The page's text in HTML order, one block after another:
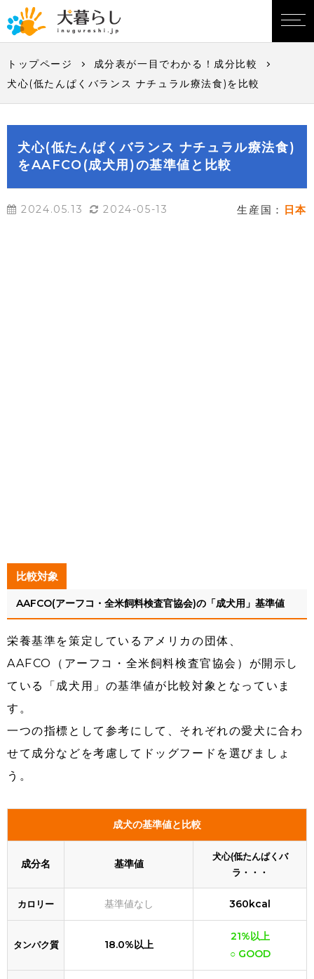
トップページ
成分表が一目でわかる！成分比較
犬心(低たんぱくバランス ナチュラル療法食)を比較
犬心(低たんぱくバランス ナチュラル療法食)
をAAFCO(成犬用)の基準値と比較
2024.05.13 2024-05-13 生産国： 日本
比較対象
AAFCO(アーフコ・全米飼料検査官協会)の「成犬用」基準値
栄養基準を策定しているアメリカの団体、
AAFCO（アーフコ・全米飼料検査官協会）が開示し
ている「成犬用」の基準値が比較対象となっていま
す。
一つの指標として参考にして、それぞれの愛犬に合わ
せて成分などを考慮してドッグフードを選びましょ
う。
成犬の基準値と比較
成分名 基準値
犬心(低たんぱくバ
ラ・・・
カロリー 基準値なし 360kcal
タンパク質 18.0%以上
21%以上
○ GOOD